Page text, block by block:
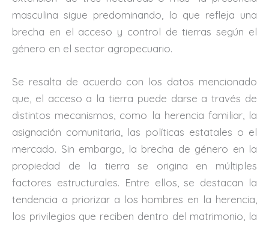
masculina sigue predominando, lo que refleja una
brecha en el acceso y control de tierras según el
género en el sector agropecuario.
Se resalta de acuerdo con los datos mencionado
que, el acceso a la tierra puede darse a través de
distintos mecanismos, como la herencia familiar, la
asignación comunitaria, las políticas estatales o el
mercado. Sin embargo, la brecha de género en la
propiedad de la tierra se origina en múltiples
factores estructurales. Entre ellos, se destacan la
tendencia a priorizar a los hombres en la herencia,
los privilegios que reciben dentro del matrimonio, la